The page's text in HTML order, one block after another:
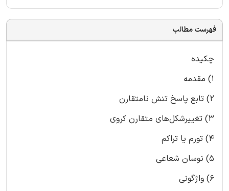
فهرست مطالب
چکیده
1) مقدمه
2) تابع پاسخ تنش نامتقارن
3) تغییرشکل‌های متقارن کروی
4) تورم یا تراکم
5) نوسان شعاعی
6) واژگونی